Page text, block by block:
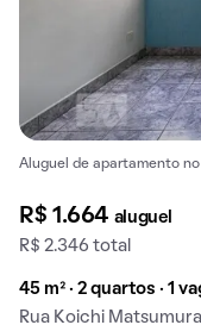
Aluguel de apartamento
R$ 1.664 aluguel
R$ 2.346 total
45 m² · 2 quartos · 1
Rua Koichi